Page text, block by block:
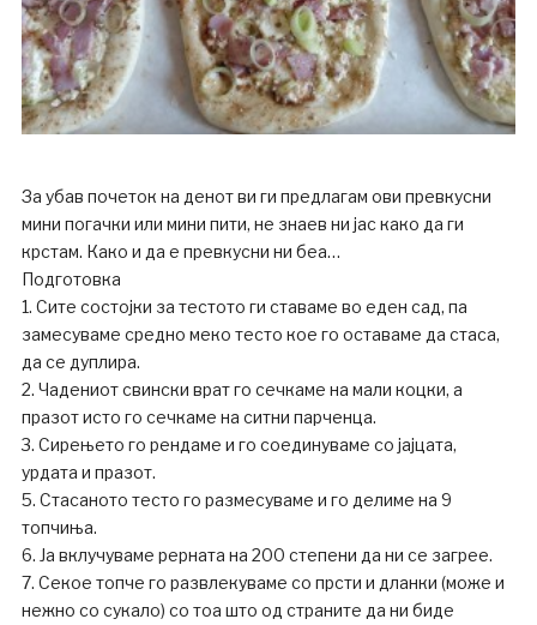
За убав почеток на денот ви ги предлагам ови превкусни
мини погачки или мини пити, не знаев ни јас како да ги
крстам. Како и да е превкусни ни беа…
Подготовка
1. Сите состојки за тестото ги ставаме во еден сад, па
замесуваме средно меко тесто кое го оставаме да стаса,
да се дуплира.
2. Чадениот свински врат го сечкаме на мали коцки, а
празот исто го сечкаме на ситни парченца.
3. Сирењето го рендаме и го соединуваме со јајцата,
урдата и празот.
5. Стасаното тесто го размесуваме и го делиме на 9
топчиња.
6. Ја вклучуваме рерната на 200 степени да ни се загрее.
7. Секое топче го развлекуваме со прсти и дланки (може и
нежно со сукало) со тоа што од страните да ни биде